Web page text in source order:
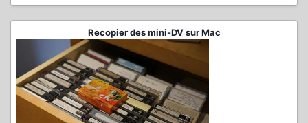
Recopier des mini-DV sur Mac